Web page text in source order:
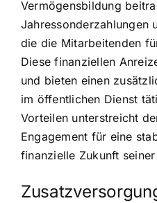
Vermögensbildung
Jahressonderzahlungen
die die Mitarbeitenden
Diese finanziellen
und bieten einen
im öffentlichen Dienst
Vorteilen unterstreicht
Engagement für eine
finanzielle Zukunft